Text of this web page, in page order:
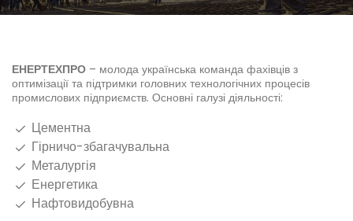
ЕНЕРТЕХПРО – молода українська команда фахівців з
оптимізації та підтримки головних технологічних процесів
промислових підприємств. Основні галузі діяльності:
Цементна
Гірничо-збагачувальна
Металургія
Енергетика
Нафтовидобувна